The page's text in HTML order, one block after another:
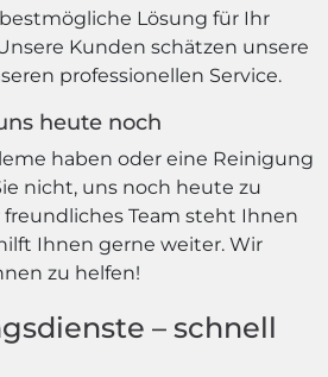
Lösung für Ihr
Kunden schätzen unsere
professionellen Service.
heute noch
haben oder eine Reinigung
nicht, uns noch heute zu
Team steht Ihnen
Ihnen gerne weiter. Wir
zu helfen!
– schnell